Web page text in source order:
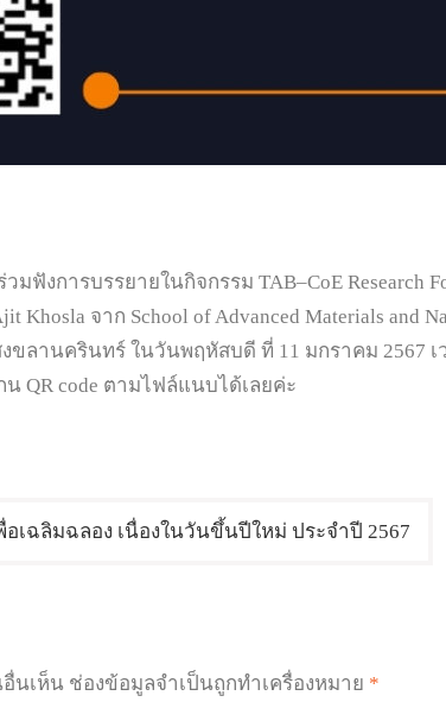
การบรรยายในกิจกรรม TAB–CoE Research
Khosla จาก School of Advanced Materials
ลานครินทร์ ในวันพฤหัสบดี ที่ 11 มกราคม 2567
QR code ตามไฟล์แนบได้เลยค่ะ
อเฉลิมฉลอง เนื่องในวันขึ้นปีใหม่ ประจำปี 2567
นเห็น ช่องข้อมูลจำเป็นถูกทำเครื่องหมาย *